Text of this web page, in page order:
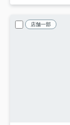
店舗一部